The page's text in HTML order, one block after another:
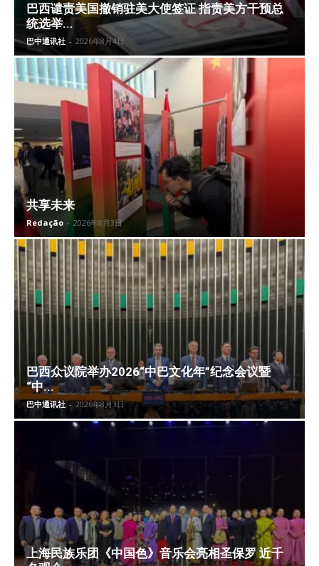
巴西谴责美国撤销驻美大使签证 指责美方干预总
统选举...
巴中通讯社 - 2026年8月4日
共享未来
Redação - 2026年8月3日
巴西众议院举办2026“中巴文化年”纪念会议暨
“中...
巴中通讯社 - 2026年8月3日
上海民族乐团《中国色》音乐会亮相圣保罗 近千